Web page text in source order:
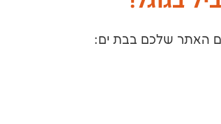
האתר שלכם בבת ים: